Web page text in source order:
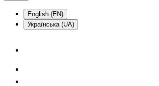
English (EN)
Українська (UA)